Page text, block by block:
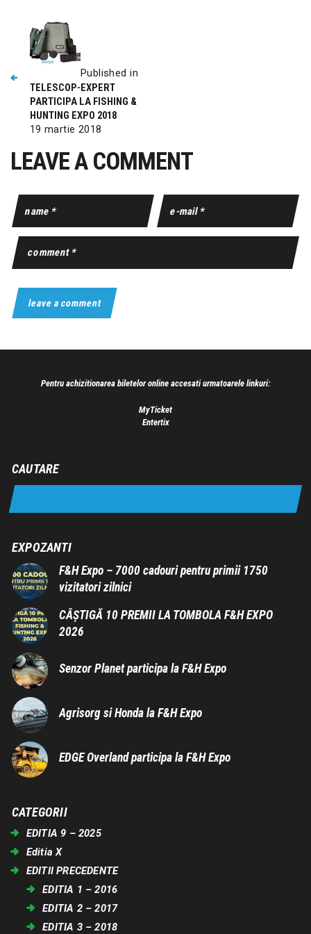
Published in
TELESCOP-EXPERT
PARTICIPA LA FISHING &
HUNTING EXPO 2018
19 martie 2018
LEAVE A COMMENT
Pentru achizitionarea biletelor online accesati urmatoarele linkuri:
MyTicket
Entertix
CAUTARE
EXPOZANTI
F&H Expo – 7000 cadouri pentru primii 1750
vizitatori zilnici
CÂȘTIGĂ 10 PREMII LA TOMBOLA F&H EXPO
2026
Senzor Planet participa la F&H Expo
Agrisorg si Honda la F&H Expo
EDGE Overland participa la F&H Expo
CATEGORII
EDITIA 9 – 2025
Editia X
EDITII PRECEDENTE
EDITIA 1 – 2016
EDITIA 2 – 2017
EDITIA 3 – 2018